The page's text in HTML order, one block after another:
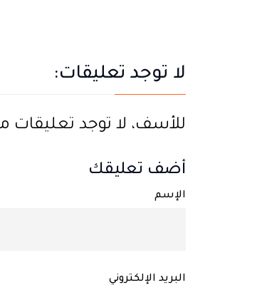
لا توجد تعليقات:
للأسف، لا توجد تعليقات
أضف تعليقك
الإسم
البريد الإلكتروني